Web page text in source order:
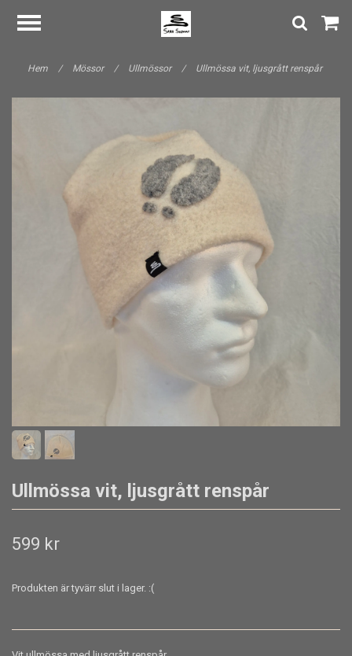
Hem / Mössor / Ullmössor / Ullmössa vit, ljusgrått renspår
Ullmössa vit, ljusgrått renspår
599 kr
Produkten är tyvärr slut i lager. :(